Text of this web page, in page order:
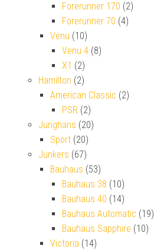
Forerunner 170 (2)
Forerunner 70 (4)
Venu (10)
Venu 4 (8)
X1 (2)
Hamilton (2)
American Classic (2)
PSR (2)
Junghans (20)
Sport (20)
Junkers (67)
Bauhaus (53)
Bauhaus 38 (10)
Bauhaus 40 (14)
Bauhaus Automatic (19)
Bauhaus Sapphire (10)
Victoria (14)